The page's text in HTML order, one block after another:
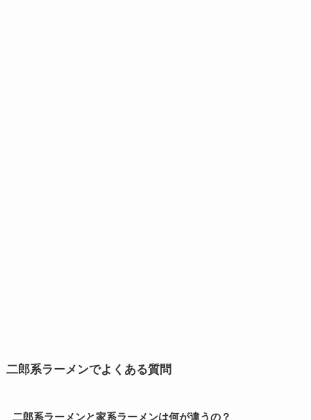
二郎系ラーメンでよくある質問
二郎系ラーメンと家系ラーメンは何が違うの？